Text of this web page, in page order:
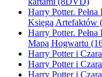
Harry Potter.
Księgą Artefaktów
Harry Potter.
Mapą Hogwartu
Harry Potter i
Harry Potter i
Harry Potter i